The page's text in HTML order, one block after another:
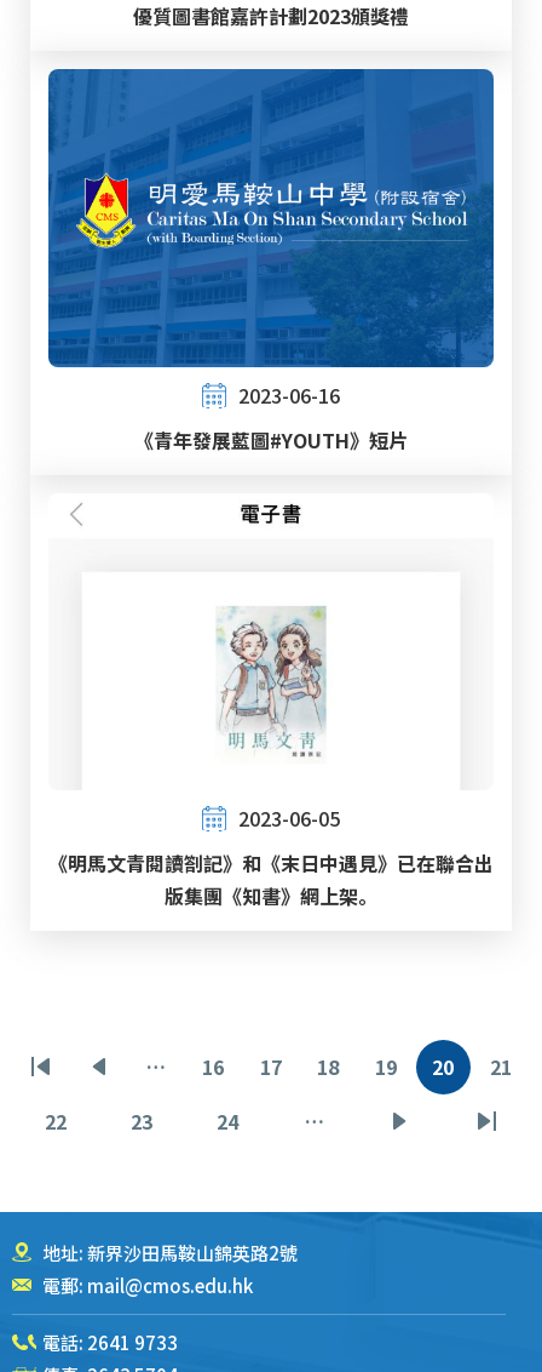
優質圖書館嘉許計劃2023頒獎禮
2023-06-16
《青年發展藍圖#YOUTH》短片
2023-06-05
《明馬文青閱讀劄記》和《末日中遇見》已在聯合出
版集團《知書》網上架。
分
首
页
前
…
页
面
16
页
17
页
18
页
面
19
当
20
页
21
页
22
页
23
页
24 …
末
地址: 新界沙田馬鞍山錦英路2號
電郵: mail@cmos.edu.hk
電話: 2641 9733